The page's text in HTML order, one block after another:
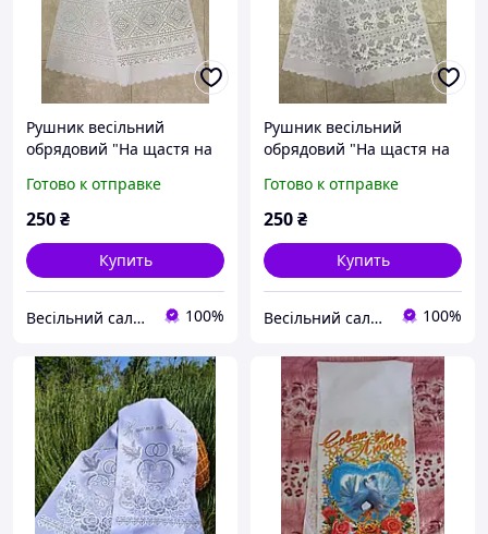
Рушник весільний
обрядовий "На щастя на
вінчання із срібним
напиленням (орнамент)
Готово к отправке
250₴
Купить
Весільний салон «Ніколь» 100%
Рушник весільний
обрядовий "На щастя на
вінчання із срібним
напиленням (калина)
Готово к отправке
250₴
Купить
Весільний салон «Ніколь» 100%